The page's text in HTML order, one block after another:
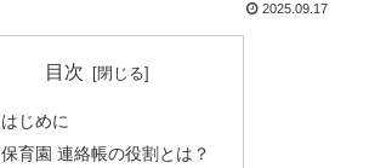
2025.09.17
目次
はじめに
保育園 連絡帳の役割とは？